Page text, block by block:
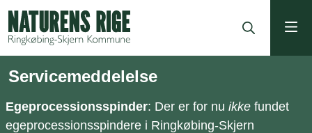
Servicemeddelelse
Egeprocessionsspinder: Der er for nu ikke fundet
egeprocessionsspindere i Ringkøbing-Skjern